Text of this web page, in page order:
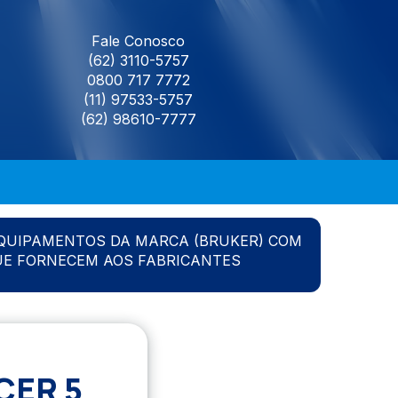
Fale Conosco
(62) 3110-5757
0800 717 7772
(11) 97533-5757
(62) 98610-7777
DA MARCA (BRUKER) COM
FORNECEM AOS FABRICANTES